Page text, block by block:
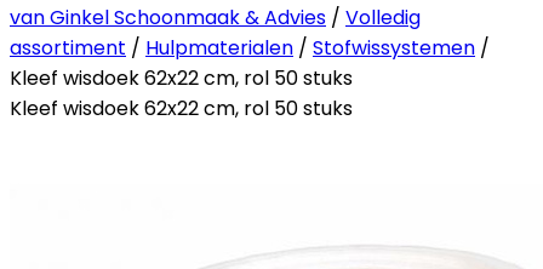
van Ginkel Schoonmaak & Advies / Volledig
assortiment / Hulpmaterialen / Stofwissystemen /
Kleef wisdoek 62x22 cm, rol 50 stuks
Kleef wisdoek 62x22 cm, rol 50 stuks